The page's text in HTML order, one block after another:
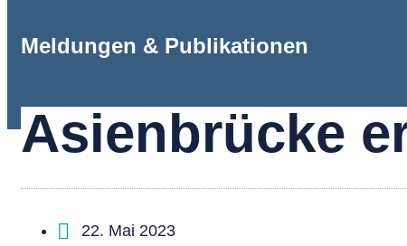
Meldungen & Publikationen
Asienbrücke
22. Mai 2023